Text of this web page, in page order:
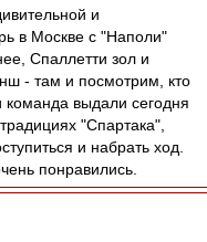
и
в Москве с "Наполи"
Спаллетти зол и
- там и посмотрим, кто
команда выдали сегодня
"Спартака",
и набрать ход.
понравились.